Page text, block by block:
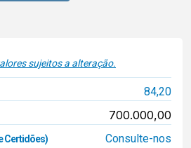
sujeitos a alteração.
84,20
700.000,00
Certidões) Consulte-nos